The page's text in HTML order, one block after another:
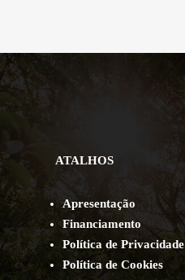
ATALHOS
Apresentação
Financiamento
Política de Privacidade
Política de Cookies